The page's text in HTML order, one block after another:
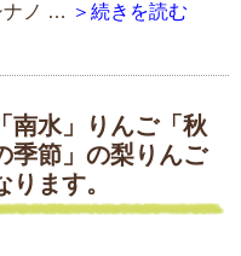
ナノ … ＞続きを読む
南水」りんご「秋
季節」の梨りんご
ます。